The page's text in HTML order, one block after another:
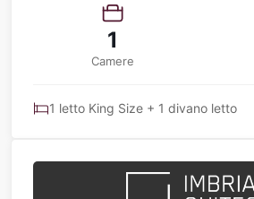
1
Camere
1 letto King Size + 1 divano letto